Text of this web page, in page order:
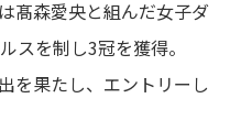
髙森愛央と組んだ女子ダ
スを制し3冠を獲得。
を果たし、エントリーし